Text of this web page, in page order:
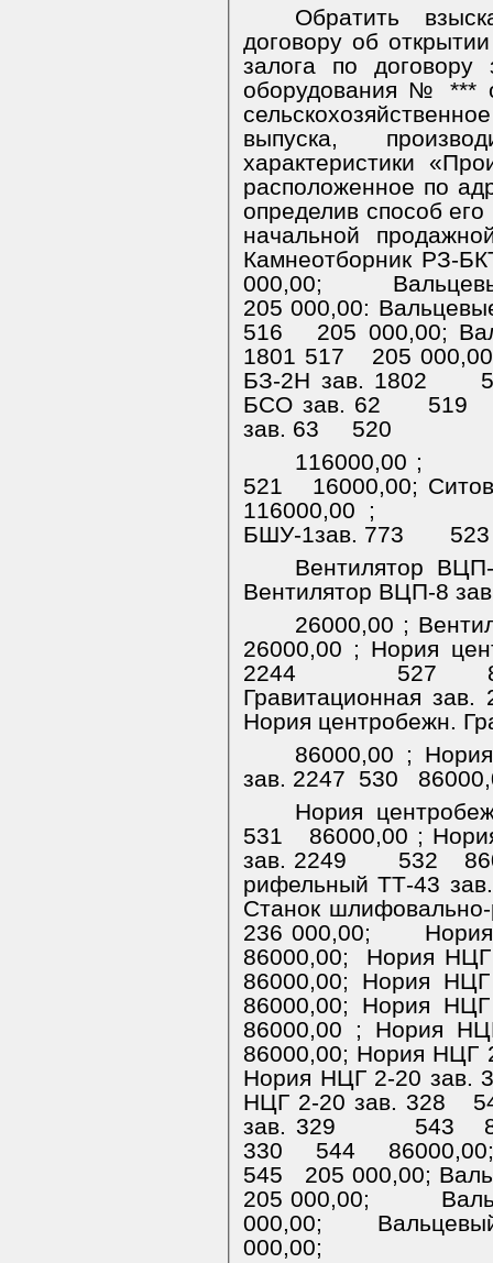
Обратить
договору об
залога по договору
оборудования № ***
выпуска,
характеристики
расположенное по
определив способ
начальной
Камнеотборник РЗ-
000,00;
205 000,00:
516
205 000,00;
1801 517
205
БЗ-2Н зав. 1802
БСО зав. 62
519
зав. 63
520
116000,00 ;
521
16000,00;
116000,00 ;
БШУ-1зав. 773
523
Вентилятор
Вентилятор ВЦП-8
26000,00 ;
26000,00 ; Нория
2244
527
Гравитационная зав.
Нория центробежн.
86000,00 ;
зав. 2247 530
Нория
531
86000,00 ;
зав. 2249
532
рифельный ТТ-43
Станок
236 000,00;
86000,00;
Нория
86000,00; Нория
86000,00; Нория
86000,00 ; Нория
86000,00; Нория НЦГ
Нория НЦГ 2-20 зав.
НЦГ 2-20 зав. 328
зав. 329
543
330
544
545
205 000,00;
205 000,00;
000,00;
000,00;